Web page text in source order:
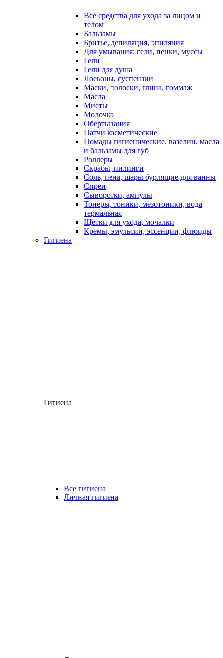
Все средства для ухода за лицом и
телом
Бальзамы
Бритье, депиляция, эпиляция
Для умывания: гели, пенки, муссы
Гели
Гели для душа
Лосьоны, суспензии
Маски, полоски, глина, гоммаж
Масла
Мисты
Молочко
Обертывания
Патчи косметические
Помады гигиенические, вазелин, масла
и бальзамы для губ
Роллеры
Скрабы, пилинги
Соль, пена, шары бурлящие для ванны
Спреи
Сыворотки, ампулы
Тонеры, тоники, мезотоники, вода
термальная
Щетки для ухода, мочалки
Кремы, эмульсии, эссенции, флюиды
Гигиена
Гигиена
Все гигиена
Личная гигиена